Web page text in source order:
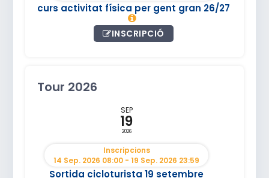
curs activitat física per gent gran 26/27
INSCRIPCIÓ
Tour 2026
SEP
19
2026
Inscripcions
14 Sep. 2026 08:00 - 19 Sep. 2026 23:59
Sortida cicloturista 19 setembre